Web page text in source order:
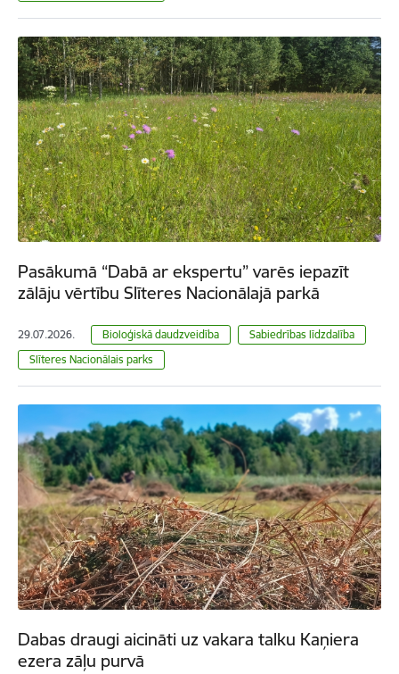
Pasākumā “Dabā ar ekspertu” varēs iepazīt
zālāju vērtību Slīteres Nacionālajā parkā
29.07.2026. Bioloģiskā daudzveidība
Sabiedrības līdzdalība
Slīteres Nacionālais parks
Dabas draugi aicināti uz vakara talku Kaņiera
ezera zāļu purvā